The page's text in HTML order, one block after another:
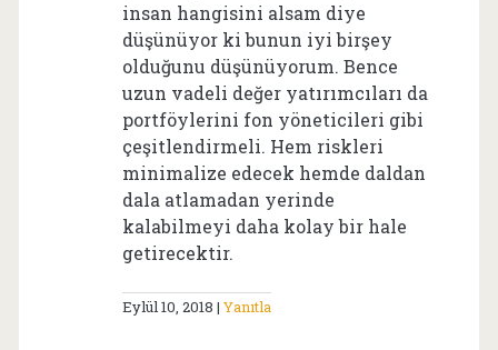
insan hangisini alsam diye
düşünüyor ki bunun iyi birşey
olduğunu düşünüyorum. Bence
uzun vadeli değer yatırımcıları da
portföylerini fon yöneticileri gibi
çeşitlendirmeli. Hem riskleri
minimalize edecek hemde daldan
dala atlamadan yerinde
kalabilmeyi daha kolay bir hale
getirecektir.
Eylül 10, 2018 Yanıtla